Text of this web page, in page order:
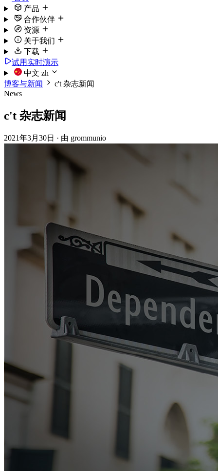
产品
合作伙伴
资源
关于我们
下载
试用实时演示
中文 zh
博客与新闻
c't 杂志新闻
News
c't 杂志新闻
2021年3月30日 · 由 grommunio